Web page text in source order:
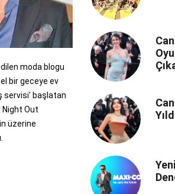
moda blogu
bir geceye ev
servisi' başlatan
Night Out
üzerine